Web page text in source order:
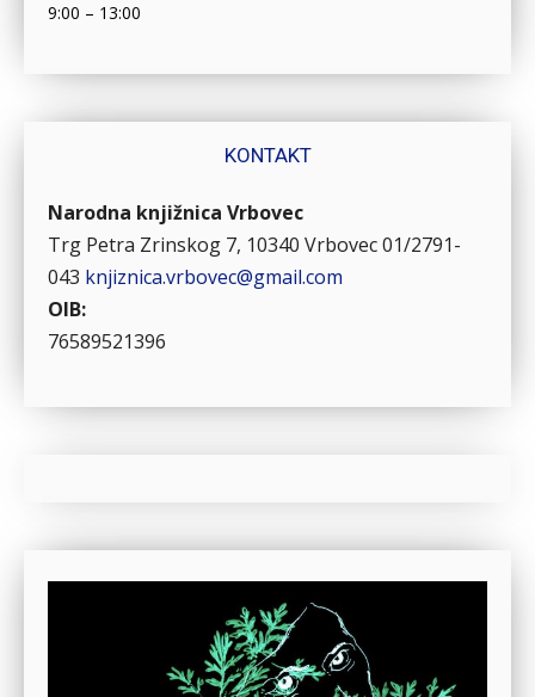
9:00 – 13:00
KONTAKT
Narodna knjižnica Vrbovec
Trg Petra Zrinskog 7, 10340 Vrbovec01/2791-
043 knjiznica.vrbovec@gmail.com
OIB:
76589521396